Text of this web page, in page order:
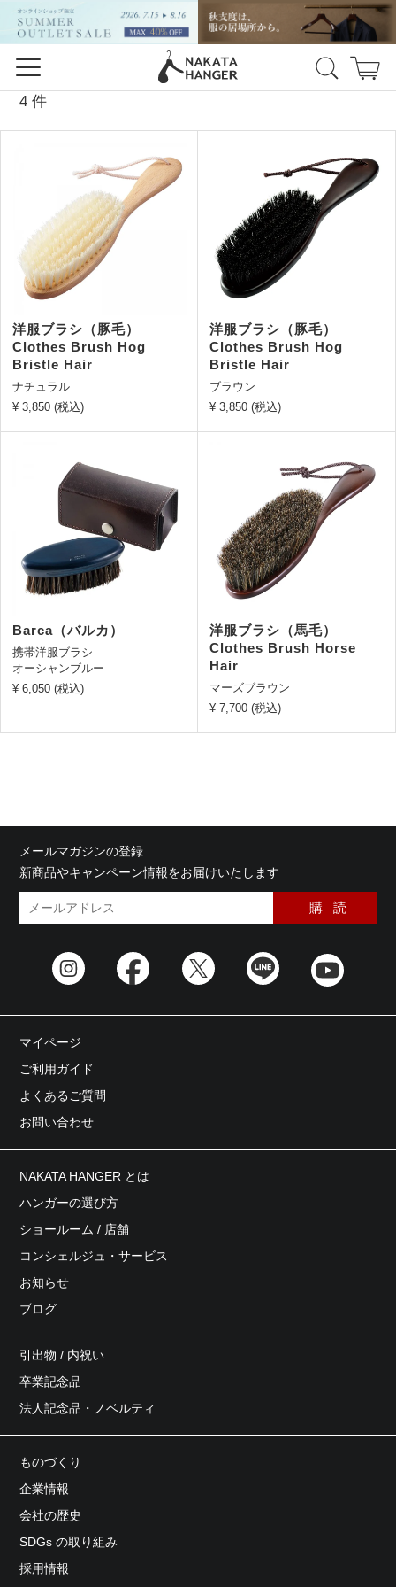
4 件
洋服ブラシ（豚毛）
Clothes Brush Hog
Bristle Hair
ナチュラル
¥ 3,850 (税込)
洋服ブラシ（豚毛）
Clothes Brush Hog
Bristle Hair
ブラウン
¥ 3,850 (税込)
Barca（バルカ）
携帯洋服ブラシ
オーシャンブルー
¥ 6,050 (税込)
洋服ブラシ（馬毛）
Clothes Brush Horse
Hair
マーズブラウン
¥ 7,700 (税込)
メールマガジンの登録
新商品やキャンペーン情報をお届けいたします
マイページ
ご利用ガイド
よくあるご質問
お問い合わせ
NAKATA HANGER とは
ハンガーの選び方
ショールーム / 店舗
コンシェルジュ・サービス
お知らせ
ブログ
引出物 / 内祝い
卒業記念品
法人記念品・ノベルティ
ものづくり
企業情報
会社の歴史
SDGs の取り組み
採用情報